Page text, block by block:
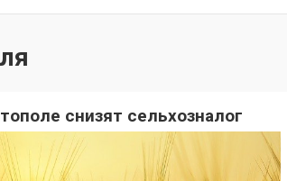
снизят сельхозналог